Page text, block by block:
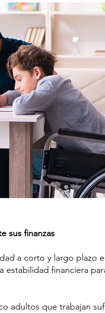
sus finanzas
a corto y largo plazo
financiera
adultos que trabajan